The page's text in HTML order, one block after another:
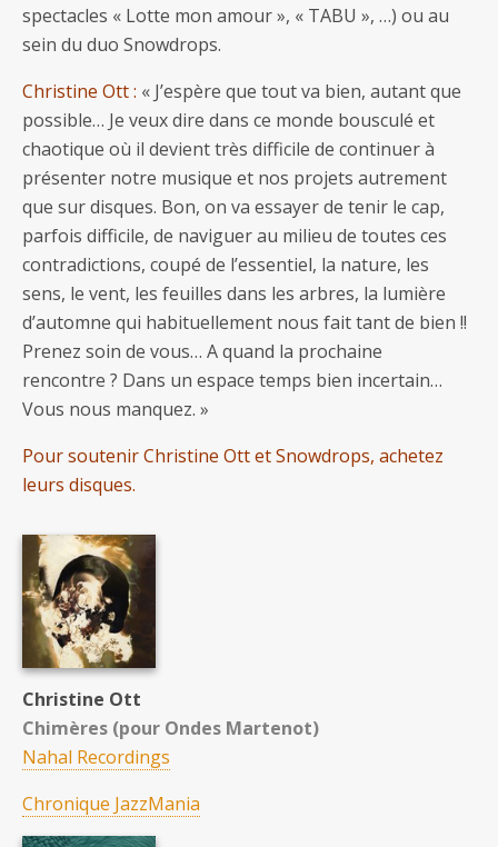
spectacles « Lotte mon amour », « TABU », …) ou au
sein du duo Snowdrops.
Christine Ott : « J’espère que tout va bien, autant que
possible… Je veux dire dans ce monde bousculé et
chaotique où il devient très difficile de continuer à
présenter notre musique et nos projets autrement
que sur disques. Bon, on va essayer de tenir le cap,
parfois difficile, de naviguer au milieu de toutes ces
contradictions, coupé de l’essentiel, la nature, les
sens, le vent, les feuilles dans les arbres, la lumière
d’automne qui habituellement nous fait tant de bien !!
Prenez soin de vous… A quand la prochaine
rencontre ? Dans un espace temps bien incertain…
Vous nous manquez. »
Pour soutenir Christine Ott et Snowdrops, achetez
leurs disques.
Christine Ott
Chimères (pour Ondes Martenot)
Nahal Recordings
Chronique JazzMania